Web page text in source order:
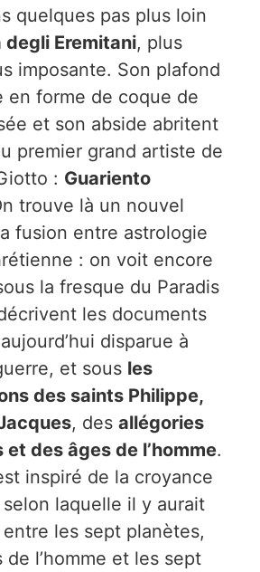
quelques pas plus loin
degli Eremitani, plus
imposante. Son plafond
en forme de coque de
et son abside abritent
premier grand artiste de
: Guariento
trouve là un nouvel
fusion entre astrologie
: on voit encore
la fresque du Paradis
les documents
disparue à
et sous les
des saints Philippe,
, des allégories
des âges de l’homme.
inspiré de la croyance
selon laquelle il y aurait
les sept planètes,
de l’homme et les sept